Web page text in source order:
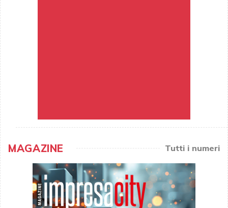
MAGAZINE Tutti i numeri